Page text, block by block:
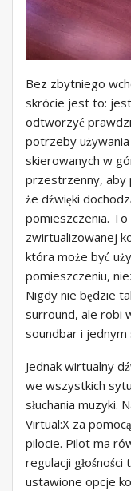
Bez zbytniego
skrócie jest to:
odtworzyć
potrzeby
skierowanych w
przestrzenny, aby
że dźwięki
pomieszczenia.
zwirtualizowanej
która może być
pomieszczeniu,
Nigdy nie będzie
surround, ale robi
soundbar i
Jednak wirtualny
we wszystkich
słuchania muzyki.
Virtual:X za
pilocie. Pilot ma
regulacji
ustawione opcje